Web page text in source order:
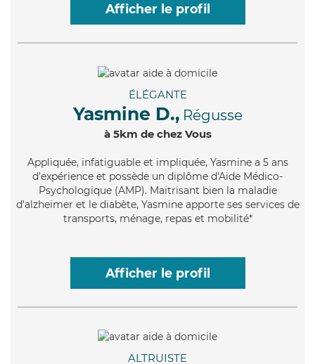
Afficher le profil
ÉLÉGANTE
Yasmine D., Régusse
à 5km de chez Vous
Appliquée, infatiguable et impliquée, Yasmine a 5 ans
d'expérience et possède un diplôme d'Aide Médico-
Psychologique (AMP). Maitrisant bien la maladie
d'alzheimer et le diabète, Yasmine apporte ses services de
transports, ménage, repas et mobilité*
Afficher le profil
ALTRUISTE